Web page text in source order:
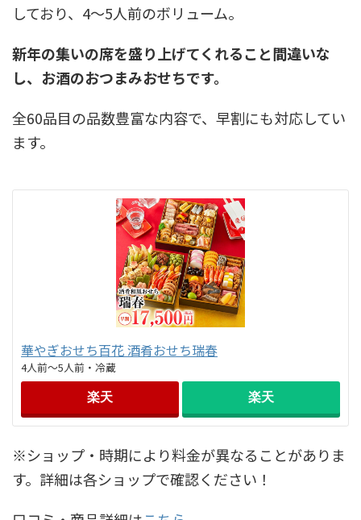
しており、4～5人前のボリューム。
新年の集いの席を盛り上げてくれること間違いな
し、お酒のおつまみおせちです。
全60品目の品数豊富な内容で、早割にも対応してい
ます。
華やぎおせち百花 酒肴おせち瑞春
4人前～5人前・冷蔵
楽天 楽天
※ショップ・時期により料金が異なることがありま
す。詳細は各ショップで確認ください！